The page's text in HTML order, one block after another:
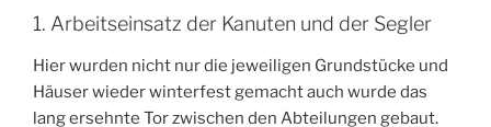
1. Arbeitseinsatz der Kanuten und der Segler
Hier wurden nicht nur die jeweiligen Grundstücke und
Häuser wieder winterfest gemacht auch wurde das
lang ersehnte Tor zwischen den Abteilungen gebaut.